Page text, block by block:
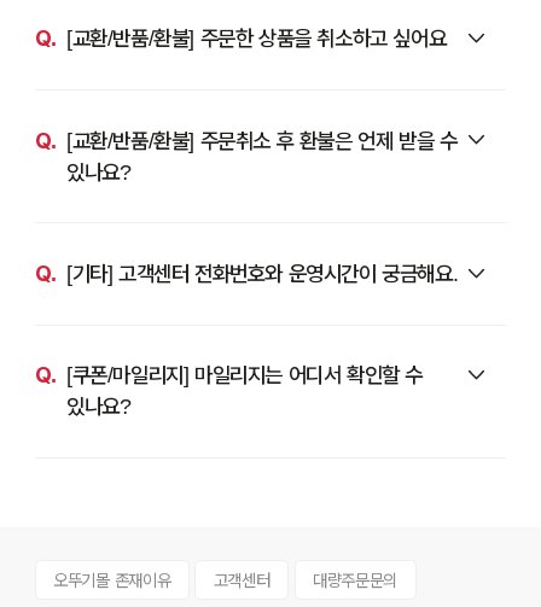
[교환/반품/환불] 주문한 상품을 취소하고 싶어요
[교환/반품/환불] 주문취소 후 환불은 언제 받을 수
있나요?
[기타] 고객센터 전화번호와 운영시간이 궁금해요.
[쿠폰/마일리지] 마일리지는 어디서 확인할 수
있나요?
오뚜기몰 존재이유 고객센터 대량주문문의